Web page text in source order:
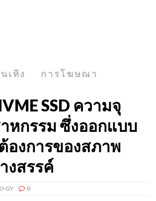
เทิง การโฆษณา
SSD ความจุ
หกรรม ซึ่งออกแบบ
องการของสภาพ
งสรรค์
0